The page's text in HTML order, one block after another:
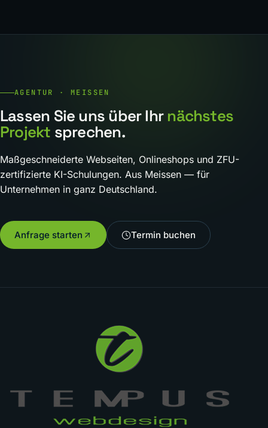
AGENTUR · MEISSEN
Lassen Sie uns über Ihr nächstes
Projekt sprechen.
Maßgeschneiderte Webseiten, Onlineshops und ZFU-
zertifizierte KI-Schulungen. Aus Meissen — für
Unternehmen in ganz Deutschland.
Anfrage starten Termin buchen